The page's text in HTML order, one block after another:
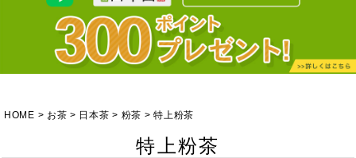
HOME お茶 日本茶 粉茶 特上粉茶
特上粉茶